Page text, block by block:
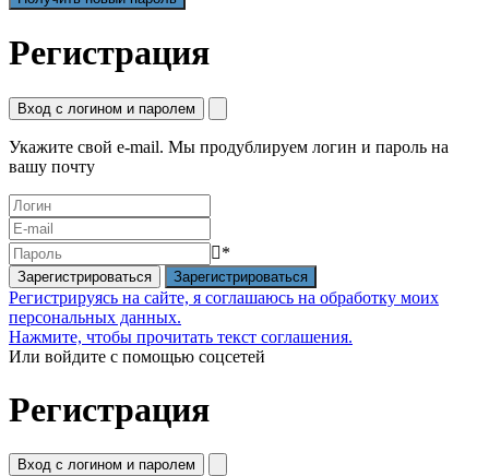
Регистрация
Вход с логином и паролем
Укажите свой e-mail. Мы продублируем логин и пароль на
вашу почту
*
Зарегистрироваться
Регистрируясь на сайте, я соглашаюсь на обработку моих
персональных данных.
Нажмите, чтобы прочитать текст соглашения.
Или войдите с помощью соцсетей
Регистрация
Вход с логином и паролем